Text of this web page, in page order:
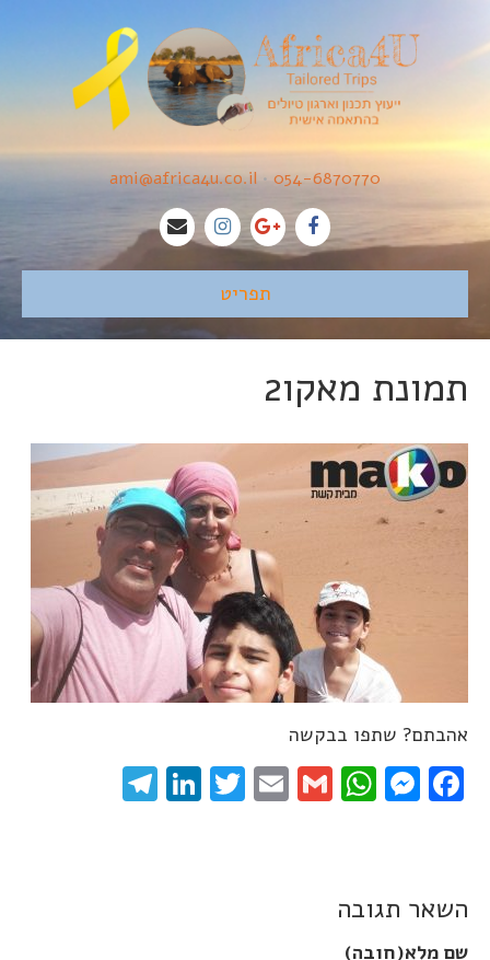
054-6870770
•
ami@africa4u.co.il
תפריט
תמונת מאקו2
אהבתם? שתפו בבקשה
Facebook
Messenger
WhatsApp
Gmail
Email
Twitter
LinkedIn
השאר תגובה
שם מלא(חובה)